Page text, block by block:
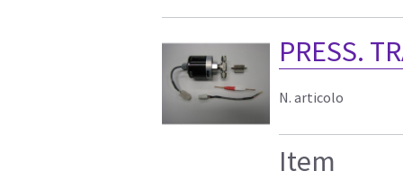
PRESS.
N. articolo
Item